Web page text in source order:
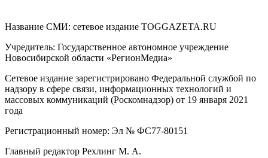
Название СМИ: cетевое издание TOGGAZETA.RU
Учредитель: Государственное автономное учреждение
Новосибирской области «РегионМедиа»
Сетевое издание зарегистрировано Федеральной службой по
надзору в сфере связи, информационных технологий и
массовых коммуникаций (Роскомнадзор) от 19 января 2021
года
Регистрационный номер: Эл № ФС77-80151
Главный редактор Рехлинг М. А.